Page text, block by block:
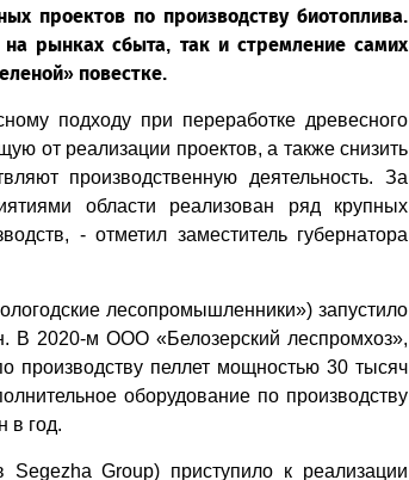
проектов по производству биотоплива.
рынках сбыта, так и стремление самих
повестке.
подходу при переработке древесного
от реализации проектов, а также снизить
производственную деятельность. За
области реализован ряд крупных
- отметил заместитель губернатора
лесопромышленники») запустило
В 2020-м ООО «Белозерский леспромхоз»,
производству пеллет мощностью 30 тысяч
оборудование по производству
в год.
Group) приступило к реализации